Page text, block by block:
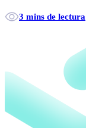
3 mins de lectura